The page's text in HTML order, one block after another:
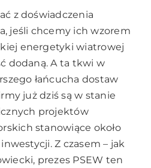
z doświadczenia
jeśli chcemy ich wzorem
energetyki wiatrowej
dodaną. A ta tkwi w
łańcucha dostaw
już dziś są w stanie
projektów
stanowiące około
Z czasem – jak
prezes PSEW ten